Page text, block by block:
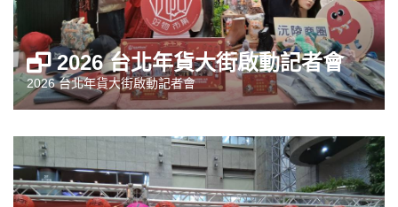
2026 台北年貨大街啟動記者會
2026 台北年貨大街啟動記者會